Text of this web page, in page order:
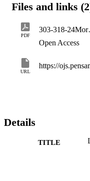
posizioni che di recente
del ricercatore a partire
ispirata da Vygotskij ed
autori hanno riflettuto
strategie d’indagine, e
validità e risultati.
Files and links
PDF
Open Access
URL
Details
TITLE